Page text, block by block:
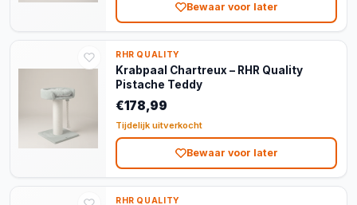
Bewaar voor later
RHR QUALITY
Krabpaal Chartreux – RHR Quality
Pistache Teddy
€178,99
Tijdelijk uitverkocht
Bewaar voor later
RHR QUALITY